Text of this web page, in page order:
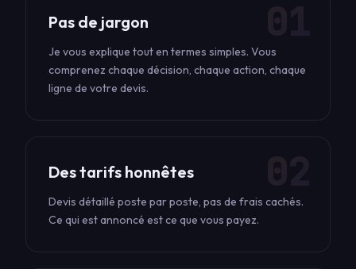
Pas de jargon
Je vous explique tout en termes simples. Vous
comprenez chaque décision, chaque action, chaque
ligne de votre devis.
Des tarifs honnêtes
Devis détaillé poste par poste, pas de frais cachés.
Ce qui est annoncé est ce que vous payez.